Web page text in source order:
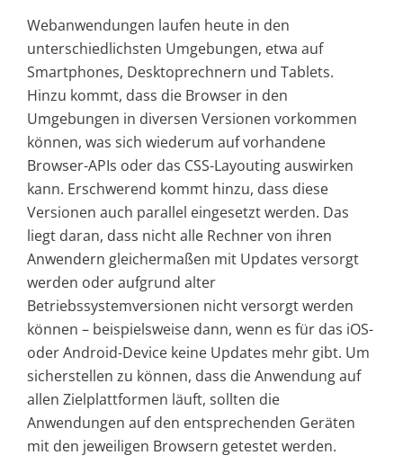
Webanwendungen laufen heute in den
unterschiedlichsten Umgebungen, etwa auf
Smartphones, Desktoprechnern und Tablets.
Hinzu kommt, dass die Browser in den
Umgebungen in diversen Versionen vorkommen
können, was sich wiederum auf vorhandene
Browser-APIs oder das CSS-Layouting auswirken
kann. Erschwerend kommt hinzu, dass diese
Versionen auch parallel eingesetzt werden. Das
liegt daran, dass nicht alle Rechner von ihren
Anwendern gleichermaßen mit Updates versorgt
werden oder aufgrund alter
Betriebssystemversionen nicht versorgt werden
können – beispielsweise dann, wenn es für das iOS-
oder Android-Device keine Updates mehr gibt. Um
sicherstellen zu können, dass die Anwendung auf
allen Zielplattformen läuft, sollten die
Anwendungen auf den entsprechenden Geräten
mit den jeweiligen Browsern getestet werden.